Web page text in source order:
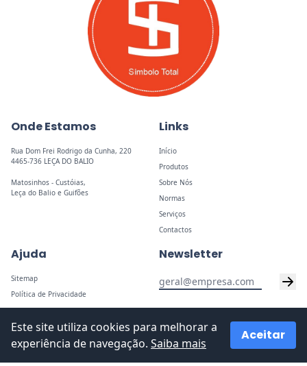
Onde Estamos
Rua Dom Frei Rodrigo da Cunha, 220
4465-736 LEÇA DO BALIO
Matosinhos - Custóias,
Leça do Balio e Guifões
Links
Início
Produtos
Sobre Nós
Normas
Serviços
Contactos
Ajuda
Sitemap
Política de Privacidade
Newsletter
Este site utiliza cookies para melhorar a
experiência de navegação. Saiba mais
Aceitar